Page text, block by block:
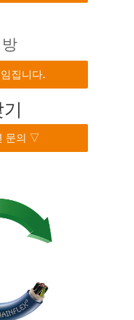
집니다.
문의 ▽